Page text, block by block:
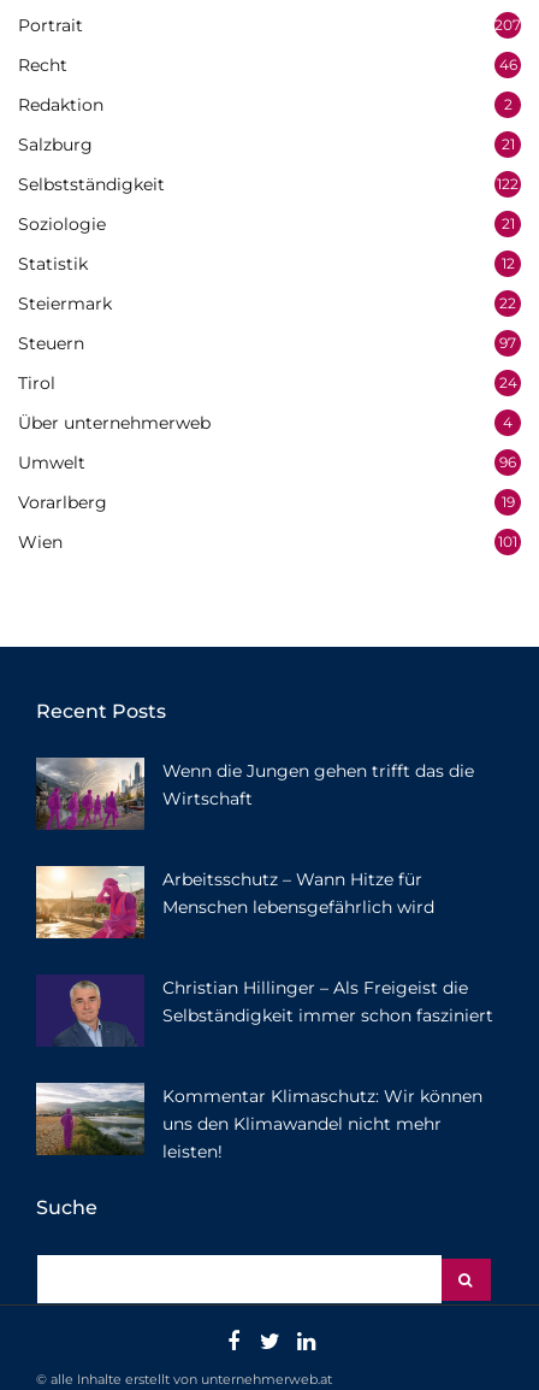
Portrait 207
Recht 46
Redaktion 2
Salzburg 21
Selbstständigkeit 122
Soziologie 21
Statistik 12
Steiermark 22
Steuern 97
Tirol 24
Über unternehmerweb 4
Umwelt 96
Vorarlberg 19
Wien 101
Recent Posts
Wenn die Jungen gehen trifft das die
Wirtschaft
Arbeitsschutz – Wann Hitze für
Menschen lebensgefährlich wird
Christian Hillinger – Als Freigeist die
Selbständigkeit immer schon fasziniert
Kommentar Klimaschutz: Wir können
uns den Klimawandel nicht mehr
leisten!
Suche
© alle Inhalte erstellt von unternehmerweb.at